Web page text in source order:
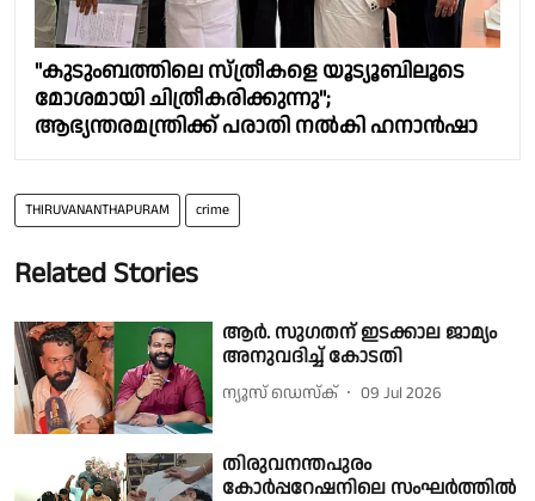
"കുടുംബത്തിലെ സ്ത്രീകളെ യൂട്യൂബിലൂടെ
മോശമായി ചിത്രീകരിക്കുന്നു";
ആഭ്യന്തരമന്ത്രിക്ക് പരാതി നൽകി ഹനാൻഷാ
THIRUVANANTHAPURAM crime
Related Stories
ആർ. സു​ഗതന് ഇടക്കാല ജാമ്യം
അനുവദിച്ച് കോടതി
ന്യൂസ് ഡെസ്ക് 09 Jul 2026
തിരുവനന്തപുരം
കോർപ്പറേഷനിലെ സംഘർത്തിൽ